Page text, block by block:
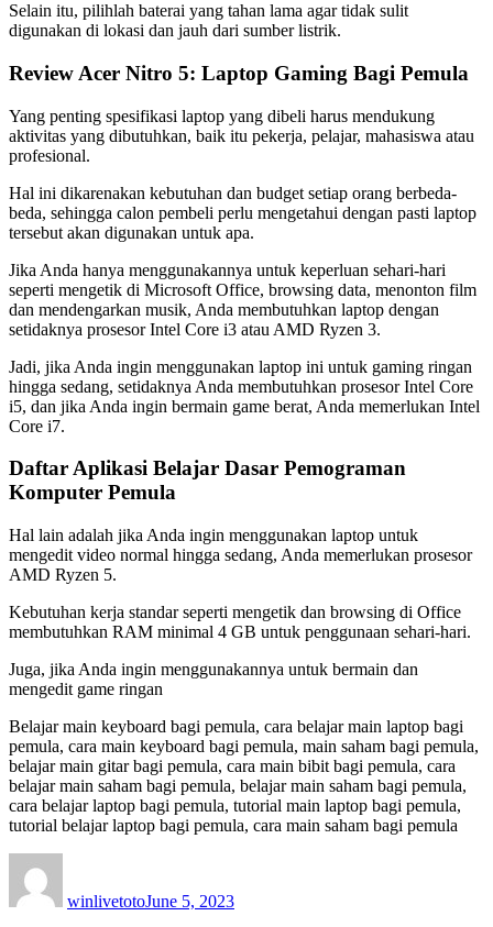
Selain itu, pilihlah baterai yang tahan lama agar tidak sulit
digunakan di lokasi dan jauh dari sumber listrik.
Review Acer Nitro 5: Laptop Gaming Bagi Pemula
Yang penting spesifikasi laptop yang dibeli harus mendukung
aktivitas yang dibutuhkan, baik itu pekerja, pelajar, mahasiswa atau
profesional.
Hal ini dikarenakan kebutuhan dan budget setiap orang berbeda-
beda, sehingga calon pembeli perlu mengetahui dengan pasti laptop
tersebut akan digunakan untuk apa.
Jika Anda hanya menggunakannya untuk keperluan sehari-hari
seperti mengetik di Microsoft Office, browsing data, menonton film
dan mendengarkan musik, Anda membutuhkan laptop dengan
setidaknya prosesor Intel Core i3 atau AMD Ryzen 3.
Jadi, jika Anda ingin menggunakan laptop ini untuk gaming ringan
hingga sedang, setidaknya Anda membutuhkan prosesor Intel Core
i5, dan jika Anda ingin bermain game berat, Anda memerlukan Intel
Core i7.
Daftar Aplikasi Belajar Dasar Pemograman
Komputer Pemula
Hal lain adalah jika Anda ingin menggunakan laptop untuk
mengedit video normal hingga sedang, Anda memerlukan prosesor
AMD Ryzen 5.
Kebutuhan kerja standar seperti mengetik dan browsing di Office
membutuhkan RAM minimal 4 GB untuk penggunaan sehari-hari.
Juga, jika Anda ingin menggunakannya untuk bermain dan
mengedit game ringan
Belajar main keyboard bagi pemula, cara belajar main laptop bagi
pemula, cara main keyboard bagi pemula, main saham bagi pemula,
belajar main gitar bagi pemula, cara main bibit bagi pemula, cara
belajar main saham bagi pemula, belajar main saham bagi pemula,
cara belajar laptop bagi pemula, tutorial main laptop bagi pemula,
tutorial belajar laptop bagi pemula, cara main saham bagi pemula
winlivetotoJune 5, 2023